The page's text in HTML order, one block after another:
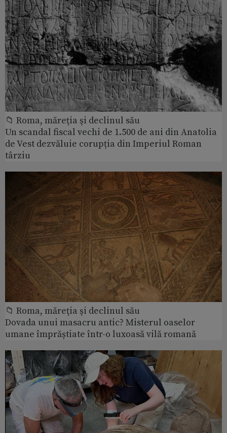
📁 Roma, măreţia şi declinul său
Un scandal fiscal vechi de 1.500 de ani din Anatolia
de Vest dezvăluie corupția din Imperiul Roman
târziu
📁 Roma, măreţia şi declinul său
Dovada unui masacru antic? Misterul oaselor
umane împrăștiate într-o luxoasă vilă romană